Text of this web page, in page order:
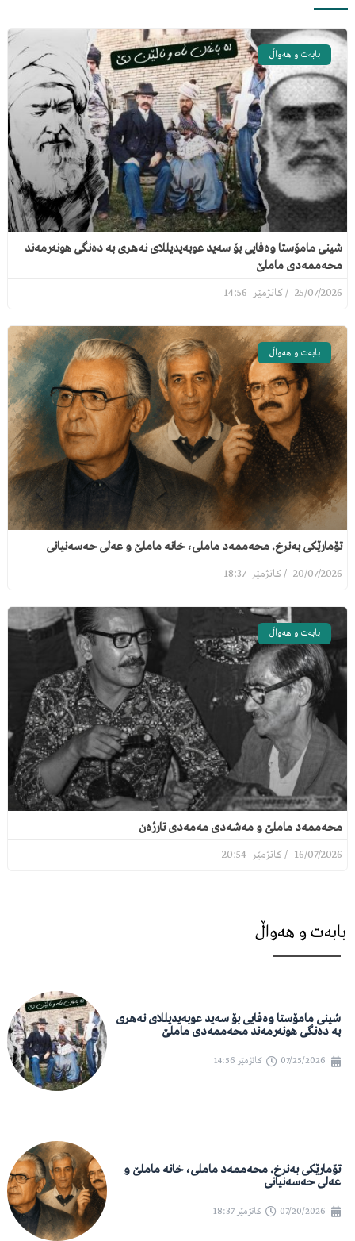
بابەت و هەواڵ
شینی مامۆستا وەفایی بۆ سەید عوبەیدیللای نەهری بە دەنگی هونەرمەند
محەممەدی ماملێ
25/07/2026
بابەت و هەواڵ
تۆمارێکی بەنرخ. محەممەد ماملی، خانە ماملێ و عەلی حەسەنیانی
20/07/2026
18:37
بابەت و هەواڵ
محەممەد ماملێ و مەشەدی مەمەدی تارژەن
16/07/2026
بابەت و هەواڵ
شینی مامۆستا وەفایی بۆ سەید عوبەیدیللای نەهری
بە دەنگی هونەرمەند محەممەدی ماملێ
07/25/2026 کاتژمێر 14:56
تۆمارێکی بەنرخ. محەممەد ماملی، خانە ماملێ و
عەلی حەسەنیانی
07/20/2026 کاتژمێر 18:37